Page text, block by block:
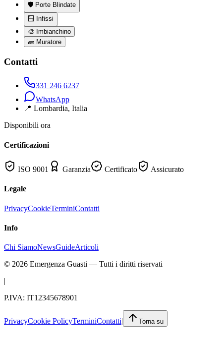
🛡️ Porte Blindate
🪟
Infissi
🎨 Imbianchino
🧱 Muratore
Contatti
331 246 6237
WhatsApp
📍 Lombardia, Italia
Disponibili ora
Certificazioni
ISO 9001 Garanzia Certificato Assicurato
Legale
PrivacyCookieTerminiContatti
Info
Chi SiamoNewsGuideArticoli
© 2026 Emergenza Guasti — Tutti i diritti riservati
|
P.IVA: IT12345678901
PrivacyCookie PolicyTerminiContatti| Torna su